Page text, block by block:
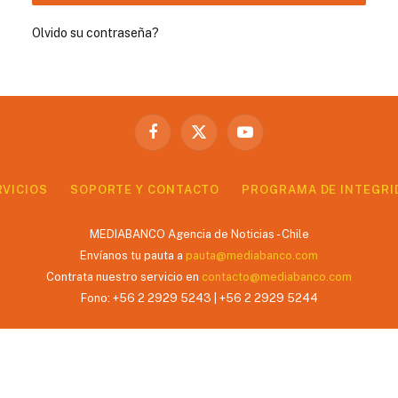
Olvido su contraseña?
Facebook
X
YouTube
SOPORTE Y CONTACTO PROGRAMA DE
MEDIABANCO Agencia de Noticias - Chile
Envíanos tu pauta a pauta@mediabanco.com
Contrata nuestro servicio en contacto@mediabanco.com
Fono: +56 2 2929 5243 | +56 2 2929 5244